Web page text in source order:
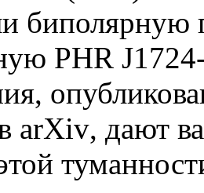
биполярную
PHR
arXiv, дают